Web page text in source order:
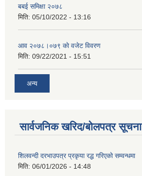
बबई समिक्षा २०७८
मिति: 05/10/2022 - 13:16
आव २०७८।०७९ काे वजेट विवरण
मिति: 09/22/2021 - 15:51
अन्य
सार्वजनिक खरिद/बोलपत्र सूचना
शिलवन्दी दरभाउपत्र प्रकृया रद्ध गरिएको सम्वन्धमा
मिति: 06/01/2026 - 14:48